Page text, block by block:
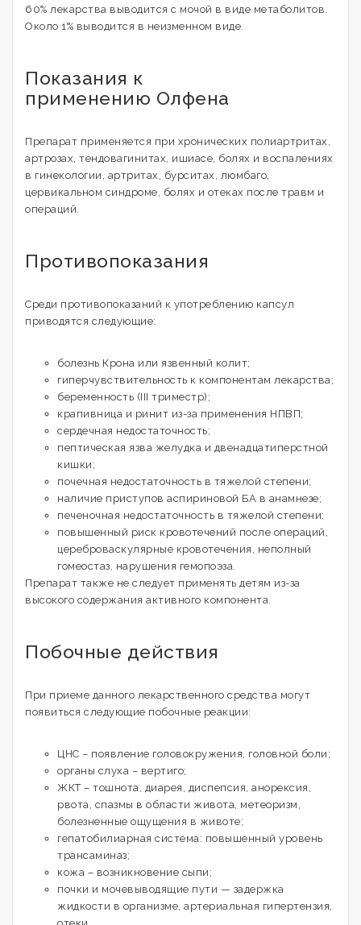
60% лекарства выводится с мочой в виде метаболитов.
Около 1% выводится в неизменном виде.
Показания к
применению Олфена
Препарат применяется при хронических полиартритах,
артрозах, тендовагинитах, ишиасе, болях и воспалениях
в гинекологии, артритах, бурситах, люмбаго,
цервикальном синдроме, болях и отеках после травм и
операций.
Противопоказания
Среди противопоказаний к употреблению капсул
приводятся следующие:
болезнь Крона или язвенный колит;
гиперчувствительность к компонентам лекарства;
беременность (III триместр);
крапивница и ринит из-за применения НПВП;
сердечная недостаточность;
пептическая язва желудка и двенадцатиперстной
кишки;
почечная недостаточность в тяжелой степени;
наличие приступов аспириновой БА в анамнезе;
печеночная недостаточность в тяжелой степени;
повышенный риск кровотечений после операций,
цереброваскулярные кровотечения, неполный
гомеостаз, нарушения гемопоэза.
Препарат также не следует применять детям из-за
высокого содержания активного компонента.
Побочные действия
При приеме данного лекарственного средства могут
появиться следующие побочные реакции:
ЦНС – появление головокружения, головной боли;
органы слуха – вертиго;
ЖКТ – тошнота, диарея, диспепсия, анорексия,
рвота, спазмы в области живота, метеоризм,
болезненные ощущения в животе;
гепатобилиарная система: повышенный уровень
трансаминаз;
кожа – возникновение сыпи;
почки и мочевыводящие пути — задержка
жидкости в организме, артериальная гипертензия,